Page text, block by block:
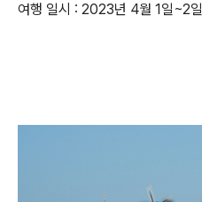
여행 일시 : 2023년 4월 1일~2일